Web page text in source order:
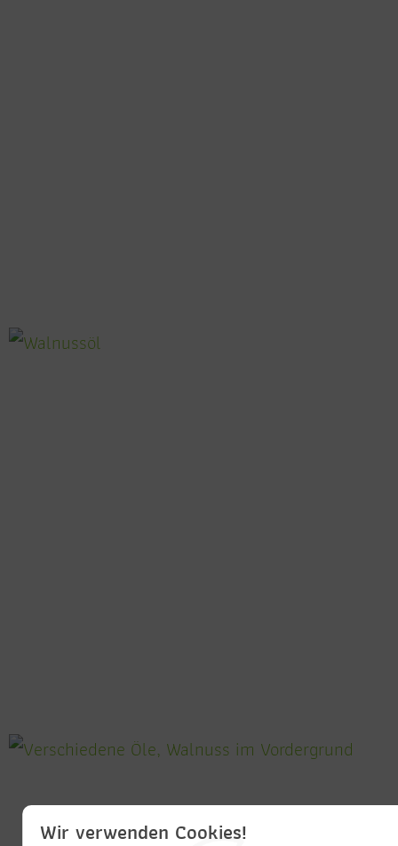
Wir verwenden Cookies!